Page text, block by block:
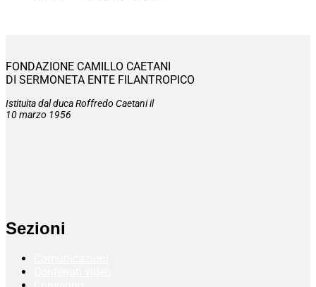
FONDAZIONE CAMILLO CAETANI
DI SERMONETA ENTE FILANTROPICO
Istituita dal duca Roffredo Caetani il
10 marzo 1956
Sezioni